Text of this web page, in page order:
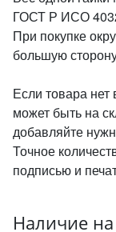
ГОСТ Р ИСО
При покупке
большую
Если товара нет
может быть на
добавляйте
Точное
подписью и
Наличие на